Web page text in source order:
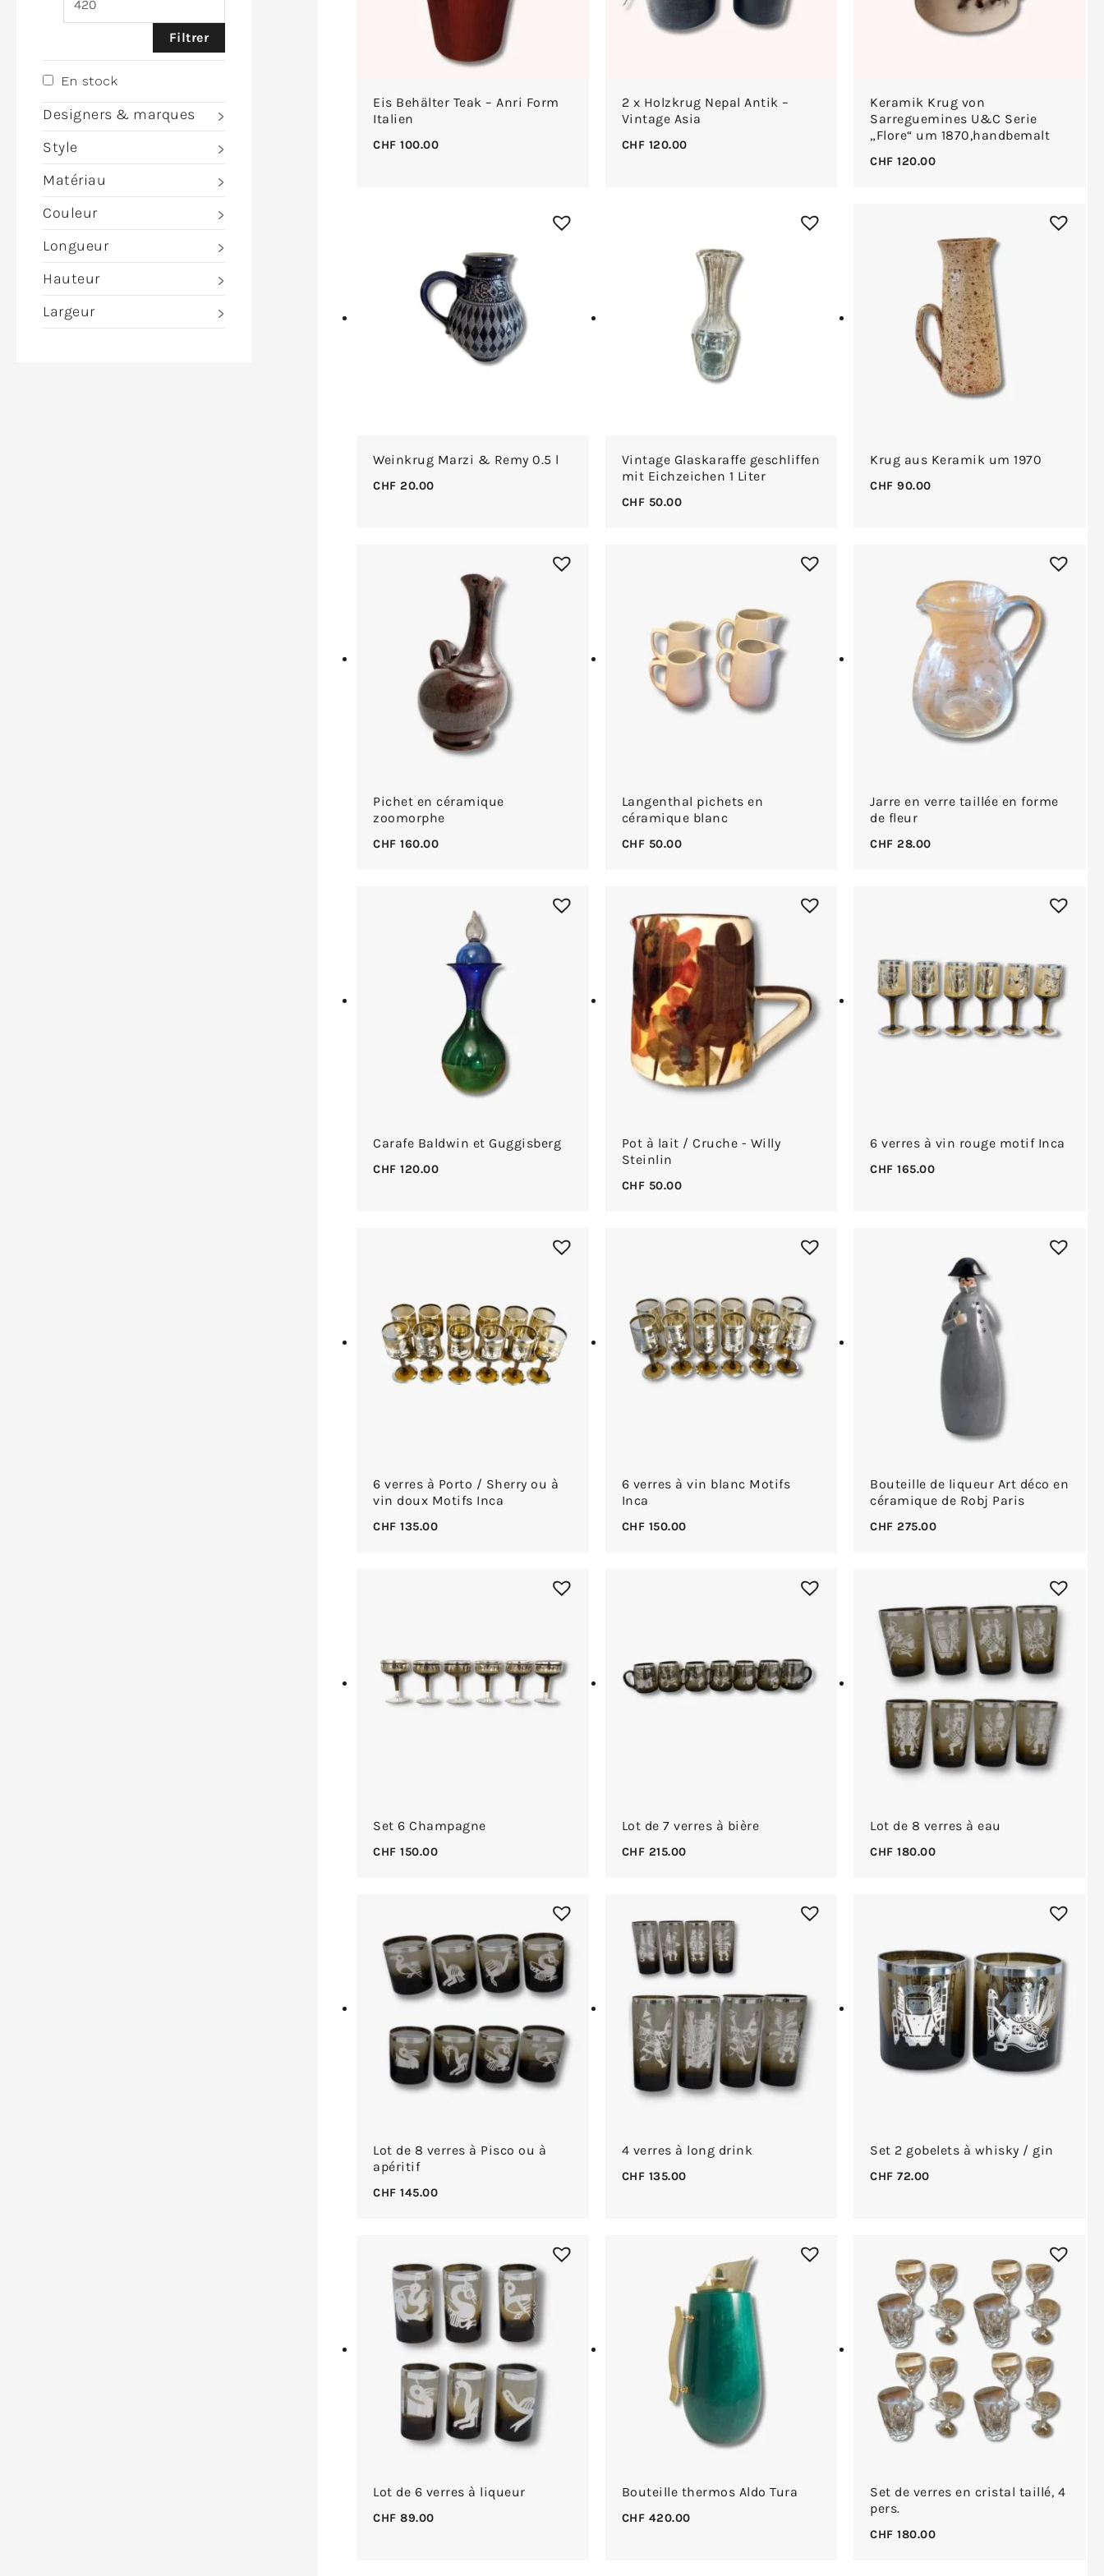
Filtrer
En stock
Designers & marques
Style
Matériau
Couleur
Longueur
Hauteur
Largeur
Eis Behälter Teak – Anri Form
Italien
CHF 100.00
2 x Holzkrug Nepal Antik –
Vintage Asia
CHF 120.00
Keramik Krug von
Sarreguemines U&C Serie
„Flore“ um 1870,handbemalt
CHF 120.00
Weinkrug Marzi & Remy 0.5 l
CHF 20.00
Vintage Glaskaraffe geschliffen
mit Eichzeichen 1 Liter
CHF 50.00
Krug aus Keramik um 1970
CHF 90.00
Pichet en céramique
zoomorphe
CHF 160.00
Langenthal pichets en
céramique blanc
CHF 50.00
Jarre en verre taillée en forme
de fleur
CHF 28.00
Carafe Baldwin et Guggisberg
CHF 120.00
Pot à lait / Cruche - Willy
Steinlin
CHF 50.00
6 verres à vin rouge motif Inca
CHF 165.00
6 verres à Porto / Sherry ou à
vin doux Motifs Inca
CHF 135.00
6 verres à vin blanc Motifs
Inca
CHF 150.00
Bouteille de liqueur Art déco en
céramique de Robj Paris
CHF 275.00
Set 6 Champagne
CHF 150.00
Lot de 7 verres à bière
CHF 215.00
Lot de 8 verres à eau
CHF 180.00
Lot de 8 verres à Pisco ou à
apéritif
CHF 145.00
4 verres à long drink
CHF 135.00
Set 2 gobelets à whisky / gin
CHF 72.00
Lot de 6 verres à liqueur
CHF 89.00
Bouteille thermos Aldo Tura
CHF 420.00
Set de verres en cristal taillé, 4
pers.
CHF 180.00